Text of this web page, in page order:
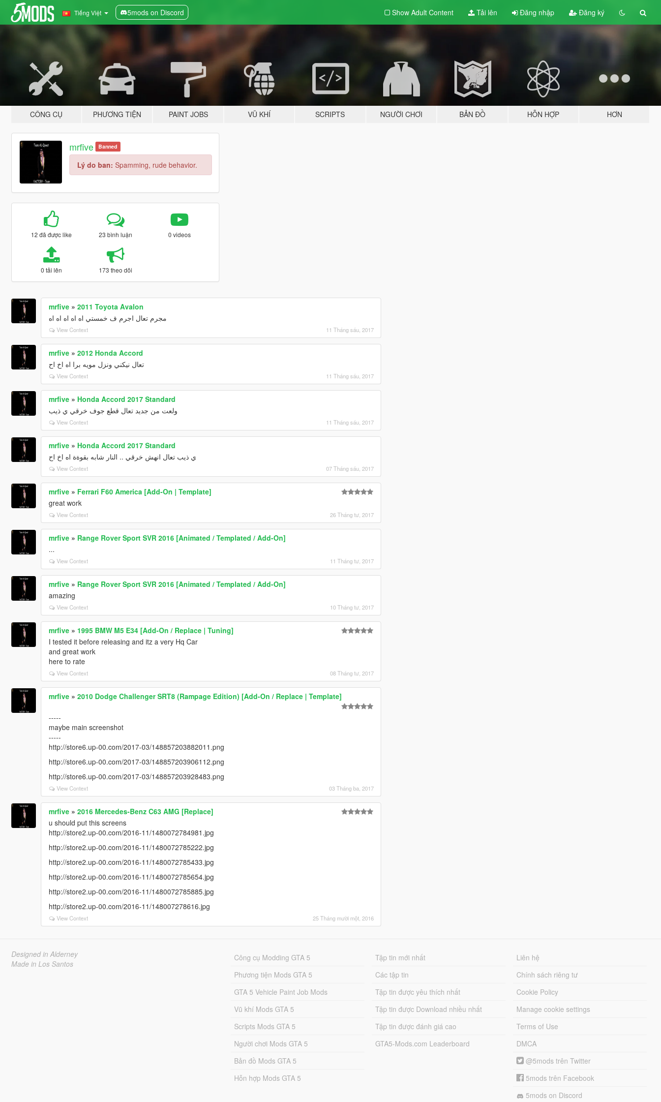
Tiếng Việt 5mods on Discord Show Adult Content Tải lên Đăng nhập Đăng ký
CÔNG CỤ PHƯƠNG TIỆN PAINT JOBS VŨ KHÍ SCRIPTS NGƯỜI CHƠI BẢN ĐỒ HỖN HỢP HƠN
mrfive Banned
Lý do ban: Spamming, rude behavior.
12 đã được like 23 bình luận 0 videos
0 tải lên 173 theo dõi
mrfive» 2011 Toyota Avalon
مجرم تعال اجرم ف خمستي اه اه اه اه اه
View Context 11 Tháng sáu, 2017
mrfive» 2012 Honda Accord
تعال نيكني ونزل مويه برا اه اخ اح
View Context 11 Tháng sáu, 2017
mrfive» Honda Accord 2017 Standard
ولعت من جديد تعال قطع جوف خرقي ي ذيب
View Context 11 Tháng sáu, 2017
mrfive» Honda Accord 2017 Standard
ي ذيب تعال انهش خرقي .. النار شابه بقوةة اه اخ اح
View Context 07 Tháng sáu, 2017
mrfive» Ferrari F60 America [Add-On | Template]
great work
View Context 26 Tháng tư, 2017
mrfive» Range Rover Sport SVR 2016 [Animated / Templated / Add-On]
...
View Context 11 Tháng tư, 2017
mrfive» Range Rover Sport SVR 2016 [Animated / Templated / Add-On]
amazing
View Context 10 Tháng tư, 2017
mrfive» 1995 BMW M5 E34 [Add-On / Replace | Tuning]
I tested it before releasing and itz a very Hq Car
and great work
here to rate
View Context 08 Tháng tư, 2017
mrfive» 2010 Dodge Challenger SRT8 (Rampage Edition) [Add-On / Replace | Template]
-----
maybe main screenshot
-----
http://store6.up-00.com/2017-03/148857203882011.png
http://store6.up-00.com/2017-03/148857203906112.png
http://store6.up-00.com/2017-03/148857203928483.png
View Context 03 Tháng ba, 2017
mrfive» 2016 Mercedes-Benz C63 AMG [Replace]
u should put this screens
http://store2.up-00.com/2016-11/1480072784981.jpg
http://store2.up-00.com/2016-11/1480072785222.jpg
http://store2.up-00.com/2016-11/1480072785433.jpg
http://store2.up-00.com/2016-11/1480072785654.jpg
http://store2.up-00.com/2016-11/1480072785885.jpg
http://store2.up-00.com/2016-11/148007278616.jpg
View Context 25 Tháng mười một, 2016
Designed in Alderney
Made in Los Santos
Công cụ Modding GTA 5
Phương tiện Mods GTA 5
GTA 5 Vehicle Paint Job Mods
Vũ khí Mods GTA 5
Scripts Mods GTA 5
Người chơi Mods GTA 5
Bản đồ Mods GTA 5
Hỗn hợp Mods GTA 5
Tập tin mới nhất
Các tập tin
Tập tin được yêu thích nhất
Tập tin được Download nhiều nhất
Tập tin được đánh giá cao
GTA5-Mods.com Leaderboard
Liên hệ
Chính sách riêng tư
Cookie Policy
Manage cookie settings
Terms of Use
DMCA
@5mods trên Twitter
5mods trên Facebook
5mods on Discord